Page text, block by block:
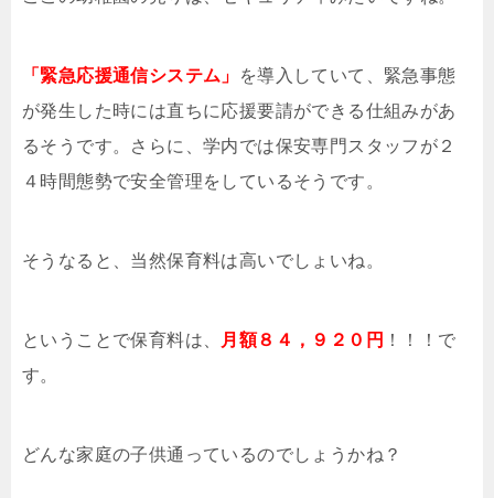
「緊急応援通信システム」
を導入していて、緊急事態
が発生した時には直ちに応援要請ができる仕組みがあ
るそうです。さらに、学内では保安専門スタッフが２
４時間態勢で安全管理をしているそうです。
そうなると、当然保育料は高いでしょいね。
ということで保育料は、 月額８４，９２０円 ！！！で
す。
どんな家庭の子供通っているのでしょうかね？